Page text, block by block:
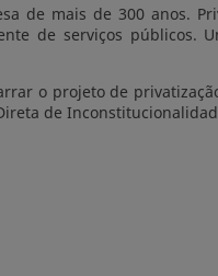
de mais de 300 anos.
de serviços públicos.
o projeto de
de